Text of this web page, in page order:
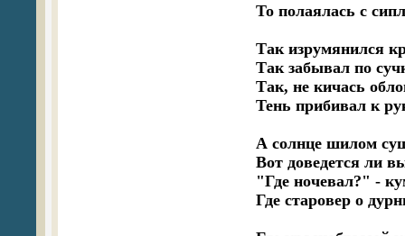
То полаялась с
Так изрумянился
Так забывал по
Так, не кичась
Тень прибивал к
А солнце шилом
Вот доведется ли
"Где ночевал?" -
Где старовер о